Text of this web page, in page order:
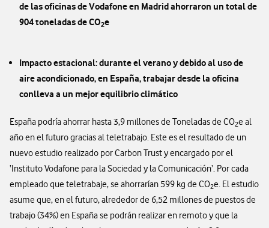
de las oficinas de Vodafone en Madrid ahorraron un total de
904 toneladas de CO2e
Impacto estacional: durante el verano y debido al uso de
aire acondicionado, en España, trabajar desde la oficina
conlleva a un mejor equilibrio climático
España podría ahorrar hasta 3,9 millones de Toneladas de CO2e al
año en el futuro gracias al teletrabajo. Este es el resultado de un
nuevo estudio realizado por Carbon Trust y encargado por el
‘Instituto Vodafone para la Sociedad y la Comunicación’. Por cada
empleado que teletrabaje, se ahorrarían 599 kg de CO2e. El estudio
asume que, en el futuro, alrededor de 6,52 millones de puestos de
trabajo (34%) en España se podrán realizar en remoto y que la